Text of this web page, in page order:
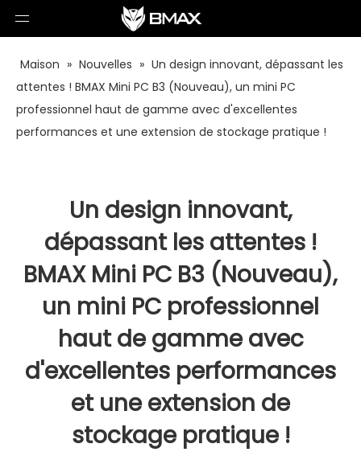
Maison » Nouvelles » Un design innovant, dépassant les
attentes ! BMAX Mini PC B3 (Nouveau), un mini PC
professionnel haut de gamme avec d'excellentes
performances et une extension de stockage pratique !
Un design innovant,
dépassant les attentes !
BMAX Mini PC B3 (Nouveau),
un mini PC professionnel
haut de gamme avec
d'excellentes performances
et une extension de
stockage pratique !